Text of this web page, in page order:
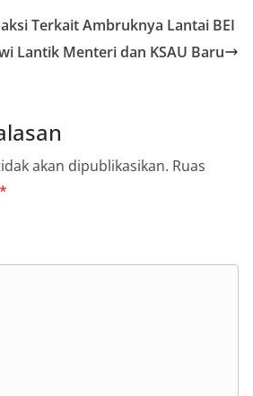
Terkait Ambruknya Lantai BEI
Lantik Menteri dan KSAU Baru
akan dipublikasikan. Ruas
*